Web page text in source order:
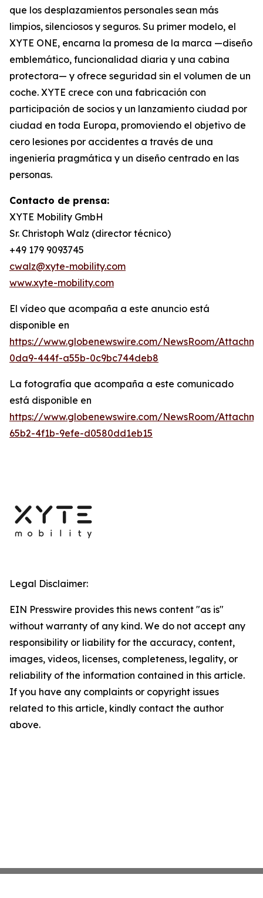
que los desplazamientos personales sean más
limpios, silenciosos y seguros. Su primer modelo, el
XYTE ONE, encarna la promesa de la marca —diseño
emblemático, funcionalidad diaria y una cabina
protectora— y ofrece seguridad sin el volumen de un
coche. XYTE crece con una fabricación con
participación de socios y un lanzamiento ciudad por
ciudad en toda Europa, promoviendo el objetivo de
cero lesiones por accidentes a través de una
ingeniería pragmática y un diseño centrado en las
personas.
Contacto de prensa:
XYTE Mobility GmbH
Sr. Christoph Walz (director técnico)
+49 179 9093745
cwalz@xyte-mobility.com
www.xyte-mobility.com
El vídeo que acompaña a este anuncio está
disponible en
https://www.globenewswire.com/NewsRoom/
0da9-444f-a55b-0c9bc744deb8
La fotografía que acompaña a este comunicado
está disponible en
https://www.globenewswire.com/NewsRoom/
65b2-4f1b-9efe-d0580dd1eb15
Legal Disclaimer:
EIN Presswire provides this news content "as is"
without warranty of any kind. We do not accept any
responsibility or liability for the accuracy, content,
images, videos, licenses, completeness, legality, or
reliability of the information contained in this article.
If you have any complaints or copyright issues
related to this article, kindly contact the author
above.